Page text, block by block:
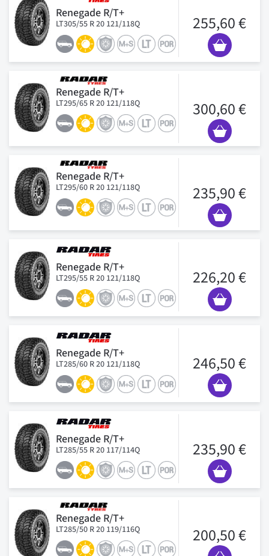
Renegade R/T+
LT305/55 R 20 121/118Q 255,60 €
Renegade R/T+
LT295/65 R 20 121/118Q 300,60 €
Renegade R/T+
LT295/60 R 20 121/118Q 235,90 €
Renegade R/T+
LT295/55 R 20 121/118Q 226,20 €
Renegade R/T+
LT285/60 R 20 121/118Q 246,50 €
Renegade R/T+
LT285/55 R 20 117/114Q 235,90 €
Renegade R/T+
LT285/50 R 20 119/116Q 200,50 €